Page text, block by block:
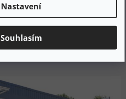
Nastavení
Souhlasím